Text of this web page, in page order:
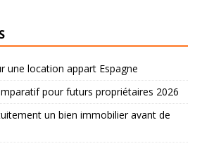
une location appart Espagne
pour futurs propriétaires 2026
un bien immobilier avant de